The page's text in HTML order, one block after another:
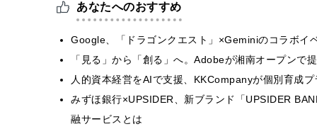
あなたへのおすすめ
Google、「ドラゴンクエスト」×Geminiのコラボイ
「見る」から「創る」へ。Adobeが湘南オープンで
人的資本経営をAIで支援、KKCompanyが個別育成
みずほ銀行×UPSIDER、新ブランド「UPSIDER
融サービスとは